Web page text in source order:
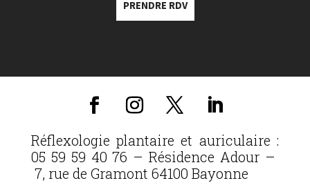
PRENDRE RDV
Réflexologie plantaire et auriculaire :
05 59 59 40 76 – Résidence Adour –
7, rue de Gramont 64100 Bayonne